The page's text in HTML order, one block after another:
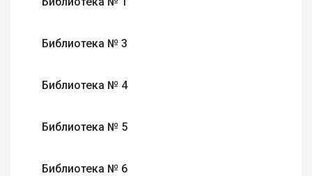
Библиотека № 3
Библиотека № 4
Библиотека № 5
Библиотека № 6